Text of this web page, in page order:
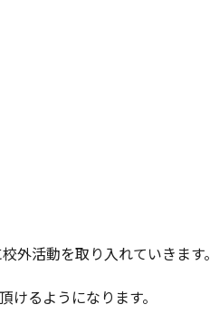
活動を取り入れていきます。
るようになります。